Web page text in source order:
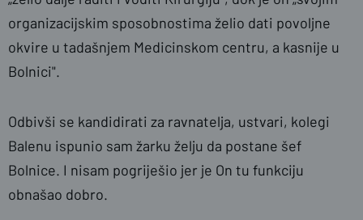
organizacijskim sposobnostima želio dati povoljne
okvire u tadašnjem Medicinskom centru, a kasnije u
Bolnici".
Odbivši se kandidirati za ravnatelja, ustvari, kolegi
Balenu ispunio sam žarku želju da postane šef
Bolnice. I nisam pogriješio jer je On tu funkciju
obnašao dobro.